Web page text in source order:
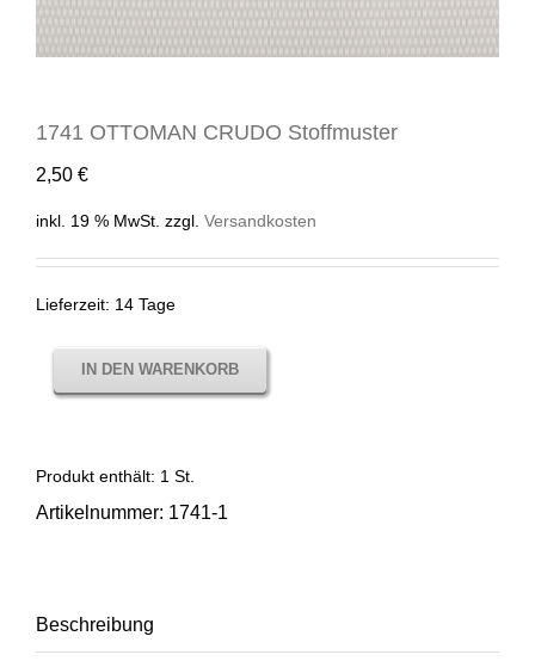
1741 OTTOMAN CRUDO Stoffmuster
2,50 €
inkl. 19 % MwSt. zzgl. Versandkosten
Lieferzeit: 14 Tage
IN DEN WARENKORB
Produkt enthält: 1 St.
Artikelnummer: 1741-1
Beschreibung